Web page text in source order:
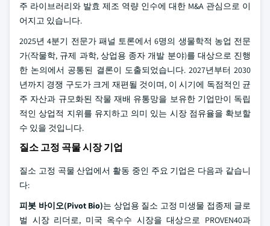
주 라이브러리와 발효 제조 역량 인수에 대한 M&A 관심으로 이
어지고 있습니다.
2025년 4분기 전문가 패널 토론에서 6명의 생물학적 농업 전문
가(작물학, 규제 과학, 상업용 종자 개발 분야)를 대상으로 진행
한 논의에서 공통된 결론이 도출되었습니다. 2027년부터 2030
년까지 경쟁 구도가 크게 재편될 것이며, 이 시기에 독점적인 균
주 자산과 규모화된 작물 재배 유통망을 보유한 기업만이 독립
적인 상업적 지위를 유지하고 의미 있는 시장 점유율을 확보할
수 있을 것입니다.
질소 고정 곡물 시장 기업
질소 고정 곡물 산업에서 활동 중인 주요 기업은 다음과 같습니
다:
피봇 바이오(Pivot Bio)는 상업용 질소 고정 미생물 접종제 글로
벌 시장 리더로, 미국 옥수수 시장을 대상으로 PROVEN40과